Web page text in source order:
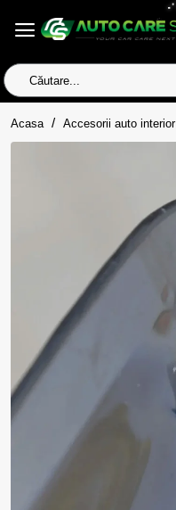
Căutare...
Acasa homeAccesorii auto interior